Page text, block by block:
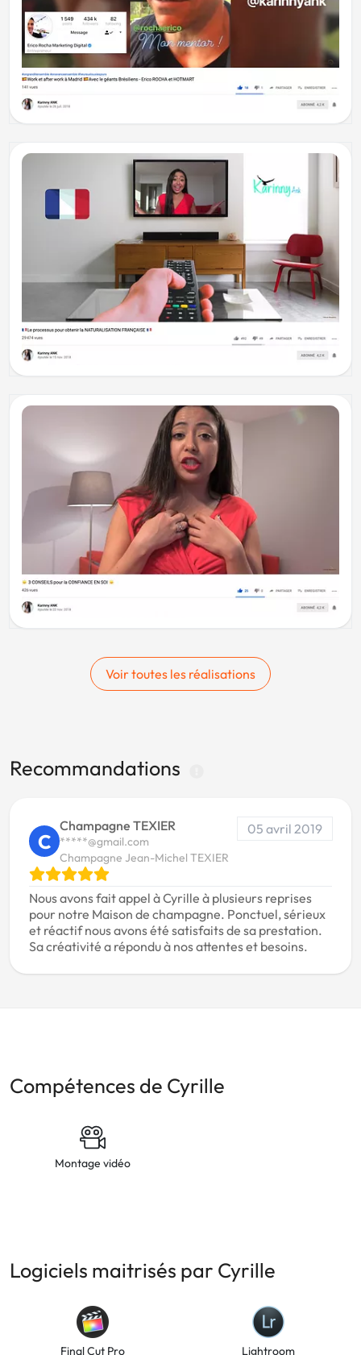
Voir toutes les réalisations
Recommandations
C
Champagne TEXIER
*****@gmail.com
Champagne Jean-Michel TEXIER
05 avril 2019
Nous avons fait appel à Cyrille à plusieurs reprises
pour notre Maison de champagne. Ponctuel, sérieux
et réactif nous avons été satisfaits de sa prestation.
Sa créativité a répondu à nos attentes et besoins.
Compétences de Cyrille
Montage vidéo
Logiciels maitrisés par Cyrille
Final Cut Pro Lightroom